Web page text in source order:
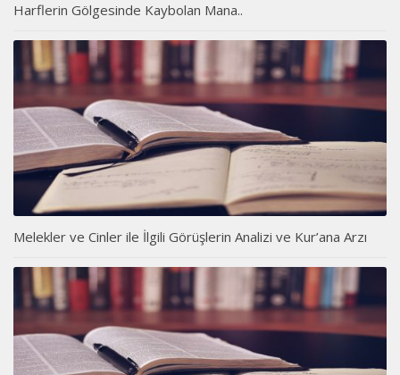
Harflerin Gölgesinde Kaybolan Mana..
Melekler ve Cinler ile İlgili Görüşlerin Analizi ve Kur’ana Arzı